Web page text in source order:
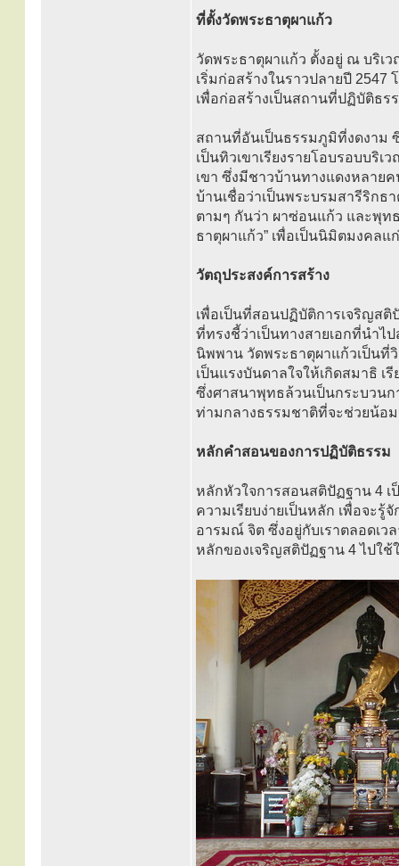
ที่ตั้งวัดพระธาตุผาแก้ว
วัดพระธาตุผาแก้ว ตั้งอยู่ ณ บริเ
เริ่มก่อสร้างในราวปลายปี
เพื่อก่อสร้างเป็นสถานที่ปฏิบัติธ
สถานที่อันเป็นธรรมภูมิที่งดงาม
เป็นทิวเขาเรียงรายโอบรอบบริ
เขา ซึ่งมีชาวบ้านทางแดงหลาย
บ้านเชื่อว่าเป็นพระบรมสารีริกธ
ตามๆ กันว่า ผาซ่อนแก้ว และพุท
ธาตุผาแก้ว” เพื่อเป็นนิมิตมงคล
วัตถุประสงค์การสร้าง
เพื่อเป็นที่สอนปฏิบัติการเจริญส
ที่ทรงชี้ว่าเป็นทางสายเอกที่นำไ
นิพพาน วัดพระธาตุผาแก้วเป็นที่
เป็นแรงบันดาลใจให้เกิดสมาธิ เ
ซึ่งศาสนาพุทธล้วนเป็นกระบวนก
ท่ามกลางธรรมชาติที่จะช่วยน้อ
หลักคำสอนของการปฏิบัติธรรม
หลักหัวใจการสอนสติปัฏฐาน 4
ความเรียบง่ายเป็นหลัก เพื่อจะ
อารมณ์ จิต ซึ่งอยู่กับเราตลอดเ
หลักของเจริญสติปัฏฐาน 4 ไปใ